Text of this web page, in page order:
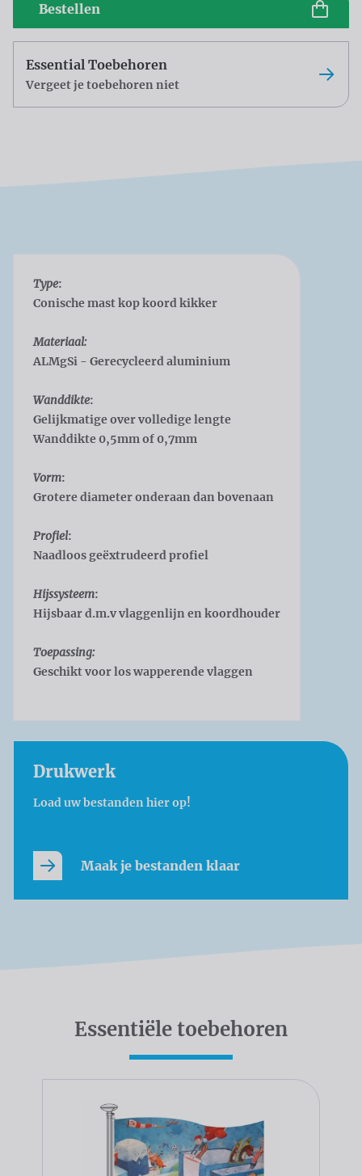
Bestellen
Essential Toebehoren
Vergeet je toebehoren niet
Type:
Conische mast kop koord kikker
Materiaal:
ALMgSi - Gerecycleerd aluminium
Wanddikte:
Gelijkmatige over volledige lengte
Wanddikte 0,5mm of 0,7mm
Vorm:
Grotere diameter onderaan dan bovenaan
Profiel:
Naadloos geëxtrudeerd profiel
Hijssysteem:
Hijsbaar d.m.v vlaggenlijn en koordhouder
Toepassing:
Geschikt voor los wapperende vlaggen
Drukwerk
Load uw bestanden hier op!
Maak je bestanden klaar
Essentiële toebehoren